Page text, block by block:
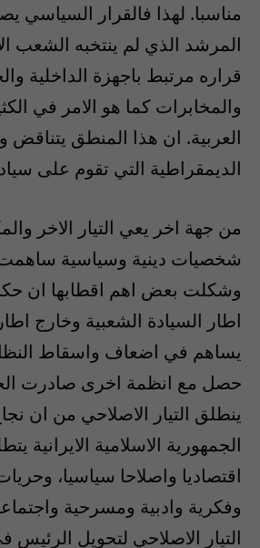
مناسبا. لهذا فالقرار السياسي
المرشد الذي لم ينتخبه الشعب
قراره مرتبط باجهزة الداخلية
والمخابرات كما هو الامر في
العربية. ان هذا المنطق يتناقض
الديمقراطية التي تقوم على
من جهة اخر يعي التيار الاخر
شخصيات دينية وسياسية
وشكلت بعض اهم اقطابها ان
اطار السيادة الشعبية وخارج
يساهم في اضعاف واسقاط
حصل مع انظمة اخرى صادرت
ينطلق التيار الاصلاحي من ان
الجمهورية الاسلامية الايرانية
اقتصاديا واصلاحا سياسيا،
وفكرية وادبية ومسرحية
التيار الاصلاحي لتحويل